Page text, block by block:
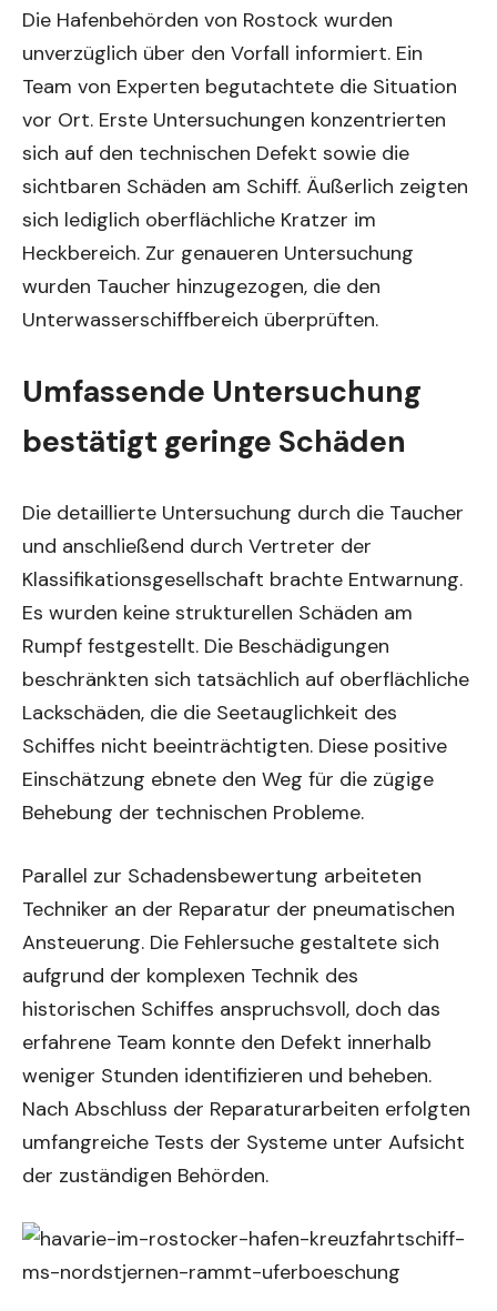
Die Hafenbehörden von Rostock wurden
unverzüglich über den Vorfall informiert. Ein
Team von Experten begutachtete die Situation
vor Ort. Erste Untersuchungen konzentrierten
sich auf den technischen Defekt sowie die
sichtbaren Schäden am Schiff. Äußerlich zeigten
sich lediglich oberflächliche Kratzer im
Heckbereich. Zur genaueren Untersuchung
wurden Taucher hinzugezogen, die den
Unterwasserschiffbereich überprüften.
Umfassende Untersuchung
bestätigt geringe Schäden
Die detaillierte Untersuchung durch die Taucher
und anschließend durch Vertreter der
Klassifikationsgesellschaft brachte Entwarnung.
Es wurden keine strukturellen Schäden am
Rumpf festgestellt. Die Beschädigungen
beschränkten sich tatsächlich auf oberflächliche
Lackschäden, die die Seetauglichkeit des
Schiffes nicht beeinträchtigten. Diese positive
Einschätzung ebnete den Weg für die zügige
Behebung der technischen Probleme.
Parallel zur Schadensbewertung arbeiteten
Techniker an der Reparatur der pneumatischen
Ansteuerung. Die Fehlersuche gestaltete sich
aufgrund der komplexen Technik des
historischen Schiffes anspruchsvoll, doch das
erfahrene Team konnte den Defekt innerhalb
weniger Stunden identifizieren und beheben.
Nach Abschluss der Reparaturarbeiten erfolgten
umfangreiche Tests der Systeme unter Aufsicht
der zuständigen Behörden.